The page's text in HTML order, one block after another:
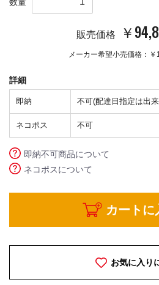
販売価格 ￥
メーカー希望小売価格：
詳細
即納 不可(配達日指定は出
ネコポス 不可
即納不可商品について
ネコポスについて
カートに
お気に入り